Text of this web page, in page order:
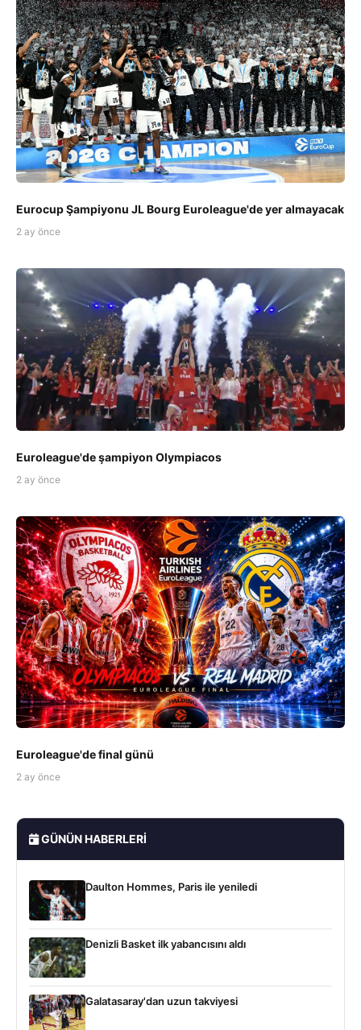
Eurocup Şampiyonu JL Bourg Euroleague'de yer almayacak
2 ay önce
Euroleague'de şampiyon Olympiacos
2 ay önce
Euroleague'de final günü
2 ay önce
GÜNÜN HABERLERI
Daulton Hommes, Paris ile yeniledi
Denizli Basket ilk yabancısını aldı
Galatasaray'dan uzun takviyesi